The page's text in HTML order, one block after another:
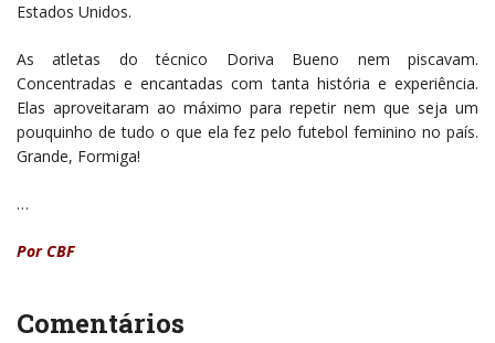
Estados Unidos.
As atletas do técnico Doriva Bueno nem piscavam.
Concentradas e encantadas com tanta história e experiência.
Elas aproveitaram ao máximo para repetir nem que seja um
pouquinho de tudo o que ela fez pelo futebol feminino no país.
Grande, Formiga!
…
Por CBF
Comentários